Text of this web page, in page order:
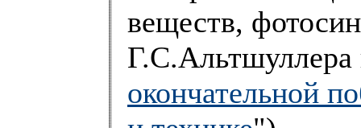
веществ,
окончательной